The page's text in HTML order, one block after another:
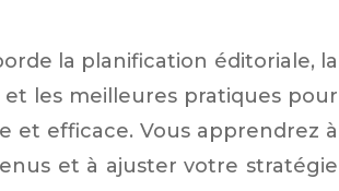
la planification éditoriale, la
les meilleures pratiques pour
efficace. Vous apprendrez à
et à ajuster votre stratégie